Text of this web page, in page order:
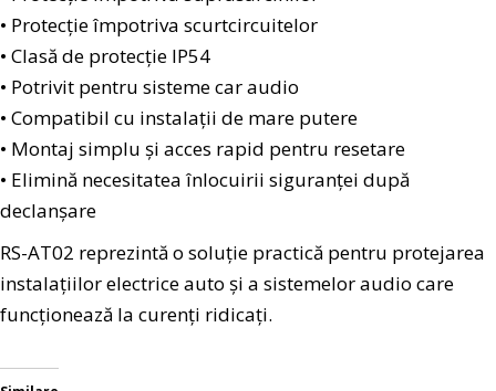
• Protecție împotriva scurtcircuitelor
• Clasă de protecție IP54
• Potrivit pentru sisteme car audio
• Compatibil cu instalații de mare putere
• Montaj simplu și acces rapid pentru resetare
• Elimină necesitatea înlocuirii siguranței după
declanșare
RS-AT02 reprezintă o soluție practică pentru protejarea
instalațiilor electrice auto și a sistemelor audio care
funcționează la curenți ridicați.